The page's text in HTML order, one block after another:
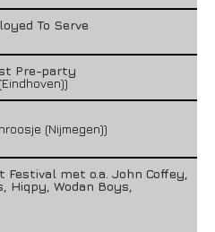
To Serve
Pre-party
(Nijmegen))
Festival met o.a. John Coffey,
Hiqpy, Wodan Boys,